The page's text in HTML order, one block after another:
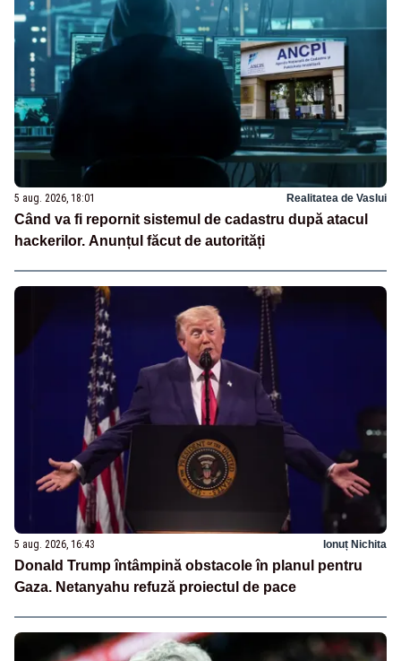
5 aug. 2026, 18:01 Realitatea de Vaslui
Când va fi repornit sistemul de cadastru după atacul
hackerilor. Anunțul făcut de autorități
5 aug. 2026, 16:43 Ionuț Nichita
Donald Trump întâmpină obstacole în planul pentru
Gaza. Netanyahu refuză proiectul de pace